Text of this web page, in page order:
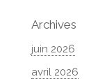
Archives
juin 2026
avril 2026